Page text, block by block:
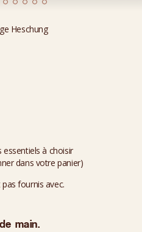
Heschung
essentiels à choisir
dans votre panier)
fournis avec.
main.